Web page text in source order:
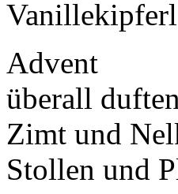
Vanillekipferl
Advent
überall duften
Zimt und
Stollen und